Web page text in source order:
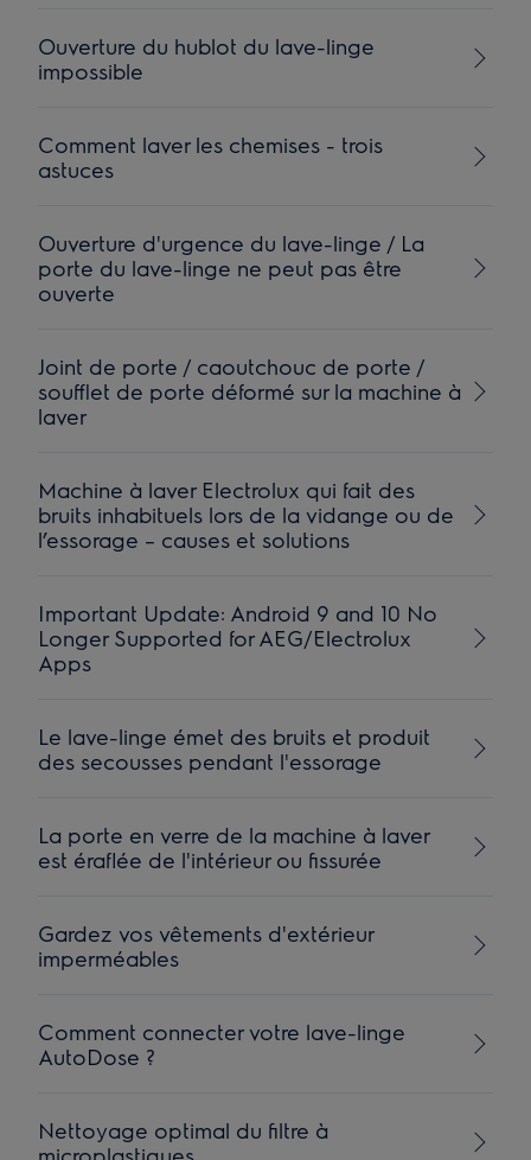
Ouverture du hublot du lave-linge
impossible
Comment laver les chemises - trois
astuces
Ouverture d'urgence du lave-linge / La
porte du lave-linge ne peut pas être
ouverte
Joint de porte / caoutchouc de porte /
soufflet de porte déformé sur la machine à
laver
Machine à laver Electrolux qui fait des
bruits inhabituels lors de la vidange ou de
l’essorage – causes et solutions
Important Update: Android 9 and 10 No
Longer Supported for AEG/Electrolux
Apps
Le lave-linge émet des bruits et produit
des secousses pendant l'essorage
La porte en verre de la machine à laver
est éraflée de l'intérieur ou fissurée
Gardez vos vêtements d'extérieur
imperméables
Comment connecter votre lave-linge
AutoDose ?
Nettoyage optimal du filtre à